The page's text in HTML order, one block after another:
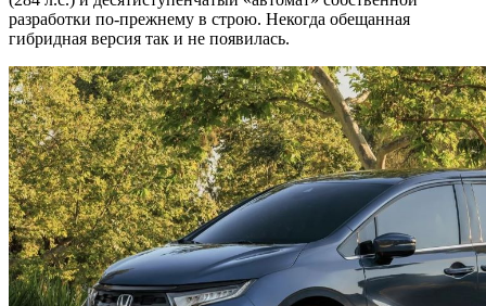
разработки по-прежнему в строю. Некогда обещанная
гибридная версия так и не появилась.